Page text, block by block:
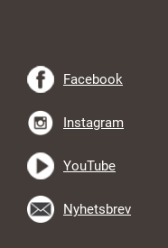
Facebook
Instagram
YouTube
Nyhetsbrev